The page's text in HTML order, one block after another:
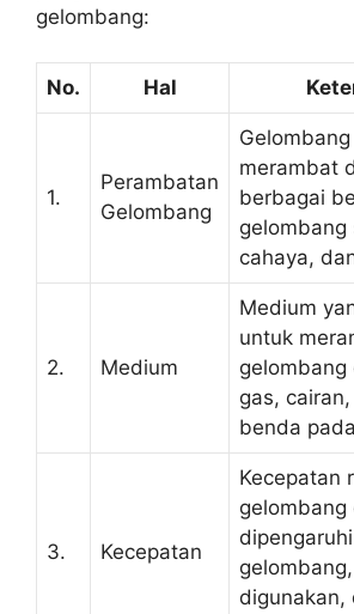
gelombang:
No. Hal
1.
Perambatan
Gelombang
merambat
berbagai
gelombang
cahaya,
2. Medium
Medium
untuk
gas,
benda
3. Kecepatan
Kecepatan
gelombang
digunakan,